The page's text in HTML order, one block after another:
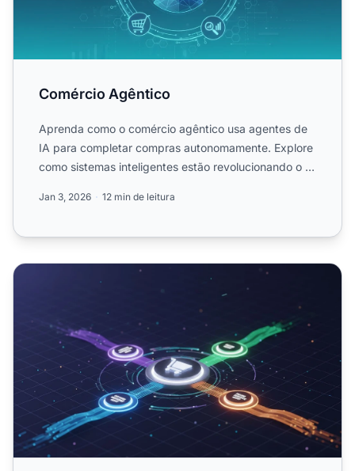
Comércio Agêntico
Aprenda como o comércio agêntico usa agentes de
IA para completar compras autonomamente. Explore
como sistemas inteligentes estão revolucionando o e-
Jan 3, 2026 12 min de leitura
Como Agentes de IA Vão Transformar as Compras Online